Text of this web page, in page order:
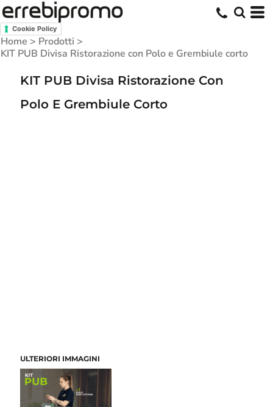
Cookie Policy
Home > Prodotti >
KIT PUB Divisa Ristorazione con Polo e Grembiule corto
KIT PUB Divisa Ristorazione Con
Polo E Grembiule Corto
ULTERIORI IMMAGINI